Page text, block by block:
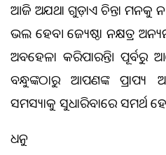
ଆଜି ଅଯଥା ଗୁଡ଼ାଏ ଚିନ୍ତା ମନକୁ
ଭଲ ହେବ। ଜ୍ୟେଷ୍ଠା ନକ୍ଷତ୍ର
ଅବହେଳା କରିପାରନ୍ତି। ପୂର୍ବରୁ
ବନ୍ଧୁଙ୍କଠାରୁ ଆପଣଙ୍କ ପ୍ରାପ୍ୟ
ସମସ୍ୟାକୁ ସୁଧାରିବାରେ ସମର୍ଥ
ଧନୁ